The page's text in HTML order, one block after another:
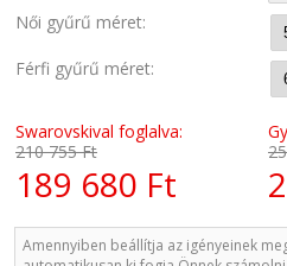
Női gyűrű méret:
Férfi gyűrű méret:
Swarovskival foglalva:
210 755 Ft
189 680 Ft
Amennyiben beállítja az igényeinek